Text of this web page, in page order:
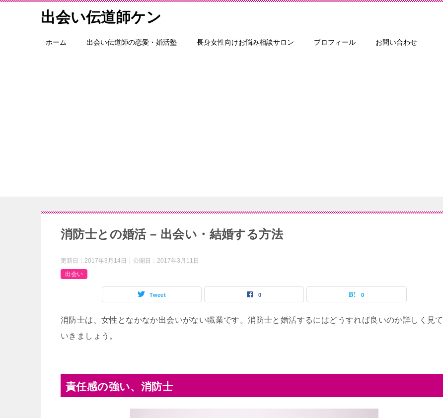
出会い伝道師ケン
ホーム 出会い伝道師の恋愛・婚活塾 長身女性向けお悩み相談サロン プロフィール お問い合わせ
消防士との婚活 – 出会い・結婚する方法
更新日： 2017年3月14日 公開日： 2017年3月11日
出会い
Tweet 0 0
消防士は、女性となかなか出会いがない職業です。消防士と婚活するにはどうすれば良いのか詳しく見て
いきましょう。
責任感の強い、消防士